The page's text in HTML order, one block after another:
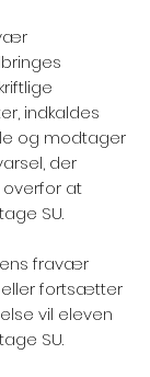
indkaldes
og modtager
der
overfor at
SU.
fravær
fortsætter
vil eleven
SU.